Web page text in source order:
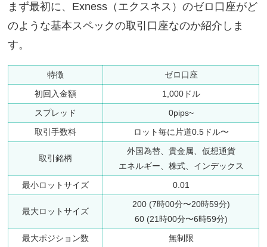
まず最初に、Exness（エクスネス）のゼロ口座がど
のような基本スペックの取引口座なのか紹介しま
す。
特徴
ゼロ口座
初回入金額
1,000ドル
スプレッド
0pips~
取引手数料
ロット毎に片道0.5ドル〜
取引銘柄
外国為替、貴金属、仮想通貨
エネルギー、株式、インデックス
最小ロットサイズ
0.01
最大ロットサイズ
200 (7時00分〜20時59分)
60 (21時00分〜6時59分)
最大ポジション数
無制限